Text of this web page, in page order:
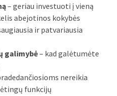
– geriau investuoti į vieną
abejotinos kokybės
ir patvariausia
galimybė– kad galėtumėte
nereikia
funkcijų